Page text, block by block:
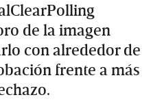
de la imagen
con alrededor de
frente a más